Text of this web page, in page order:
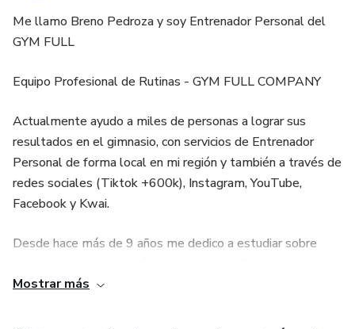
y limitaciones individuales de los alumnos.
Me llamo Breno Pedroza y soy Entrenador Personal del
GYM FULL
Equipo Profesional de Rutinas - GYM FULL COMPANY
Actualmente ayudo a miles de personas a lograr sus
resultados en el gimnasio, con servicios de Entrenador
Personal de forma local en mi región y también a través de
redes sociales (Tiktok +600k), Instagram, YouTube,
Facebook y Kwai.
Desde hace más de 9 años me dedico a estudiar sobre
cursos, libros, papers, y más, que me llevaron una inversión
Mostrar más